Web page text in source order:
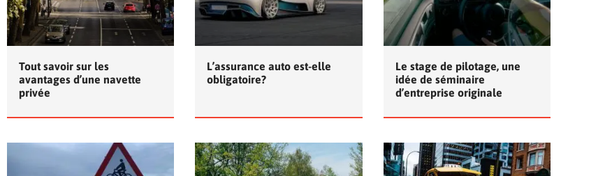
Tout savoir sur les
avantages d’une navette
privée
L’assurance auto est-elle
obligatoire?
Le stage de pilotage, une
idée de séminaire
d’entreprise originale